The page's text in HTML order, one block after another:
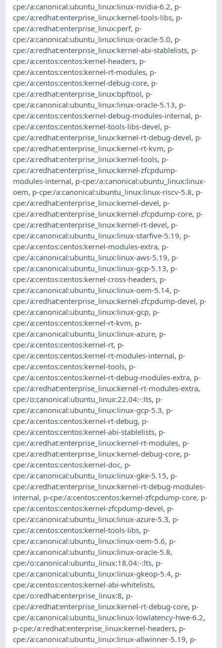
cpe:/a:canonical:ubuntu_linux:linux-nvidia-6.2, p-
cpe:/a:redhat:enterprise_linux:kernel-tools-libs, p-
cpe:/a:redhat:enterprise_linux:perf, p-
cpe:/a:canonical:ubuntu_linux:linux-oracle-5.0, p-
cpe:/a:redhat:enterprise_linux:kernel-abi-stablelists, p-
cpe:/a:centos:centos:kernel-headers, p-
cpe:/a:centos:centos:kernel-rt-modules, p-
cpe:/a:centos:centos:kernel-debug-core, p-
cpe:/a:redhat:enterprise_linux:bpftool, p-
cpe:/a:canonical:ubuntu_linux:linux-oracle-5.13, p-
cpe:/a:centos:centos:kernel-debug-modules-internal, p-
cpe:/a:centos:centos:kernel-tools-libs-devel, p-
cpe:/a:redhat:enterprise_linux:kernel-rt-debug-devel, p-
cpe:/a:redhat:enterprise_linux:kernel-rt-kvm, p-
cpe:/a:redhat:enterprise_linux:kernel-tools, p-
cpe:/a:redhat:enterprise_linux:kernel-zfcpdump-
modules-internal, p-cpe:/a:canonical:ubuntu_linux:linux-
oem, p-cpe:/a:canonical:ubuntu_linux:linux-riscv-5.8, p-
cpe:/a:redhat:enterprise_linux:kernel-devel, p-
cpe:/a:redhat:enterprise_linux:kernel-zfcpdump-core, p-
cpe:/a:redhat:enterprise_linux:kernel-rt-devel, p-
cpe:/a:canonical:ubuntu_linux:linux-starfive-5.19, p-
cpe:/a:centos:centos:kernel-modules-extra, p-
cpe:/a:canonical:ubuntu_linux:linux-aws-5.19, p-
cpe:/a:canonical:ubuntu_linux:linux-gcp-5.13, p-
cpe:/a:centos:centos:kernel-cross-headers, p-
cpe:/a:canonical:ubuntu_linux:linux-oem-5.14, p-
cpe:/a:redhat:enterprise_linux:kernel-zfcpdump-devel, p-
cpe:/a:canonical:ubuntu_linux:linux-gcp, p-
cpe:/a:centos:centos:kernel-rt-kvm, p-
cpe:/a:canonical:ubuntu_linux:linux-azure, p-
cpe:/a:centos:centos:kernel-rt, p-
cpe:/a:centos:centos:kernel-rt-modules-internal, p-
cpe:/a:centos:centos:kernel-tools, p-
cpe:/a:centos:centos:kernel-rt-debug-modules-extra, p-
cpe:/a:redhat:enterprise_linux:kernel-rt-modules-extra,
cpe:/o:canonical:ubuntu_linux:22.04:-:lts, p-
cpe:/a:canonical:ubuntu_linux:linux-gcp-5.3, p-
cpe:/a:centos:centos:kernel-rt-debug, p-
cpe:/a:centos:centos:kernel-abi-stablelists, p-
cpe:/a:redhat:enterprise_linux:kernel-rt-modules, p-
cpe:/a:redhat:enterprise_linux:kernel-debug-core, p-
cpe:/a:centos:centos:kernel-doc, p-
cpe:/a:canonical:ubuntu_linux:linux-gke-5.15, p-
cpe:/a:redhat:enterprise_linux:kernel-rt-debug-modules-
internal, p-cpe:/a:centos:centos:kernel-zfcpdump-core, p-
cpe:/a:centos:centos:kernel-zfcpdump-devel, p-
cpe:/a:canonical:ubuntu_linux:linux-azure-5.3, p-
cpe:/a:centos:centos:kernel-tools-libs, p-
cpe:/a:canonical:ubuntu_linux:linux-oem-5.6, p-
cpe:/a:canonical:ubuntu_linux:linux-oracle-5.8,
cpe:/o:canonical:ubuntu_linux:18.04:-:lts, p-
cpe:/a:canonical:ubuntu_linux:linux-gkeop-5.4, p-
cpe:/a:centos:centos:kernel-abi-whitelists,
cpe:/o:redhat:enterprise_linux:8, p-
cpe:/a:redhat:enterprise_linux:kernel-rt-debug-core, p-
cpe:/a:canonical:ubuntu_linux:linux-lowlatency-hwe-6.2,
p-cpe:/a:redhat:enterprise_linux:kernel-headers, p-
cpe:/a:canonical:ubuntu_linux:linux-allwinner-5.19, p-